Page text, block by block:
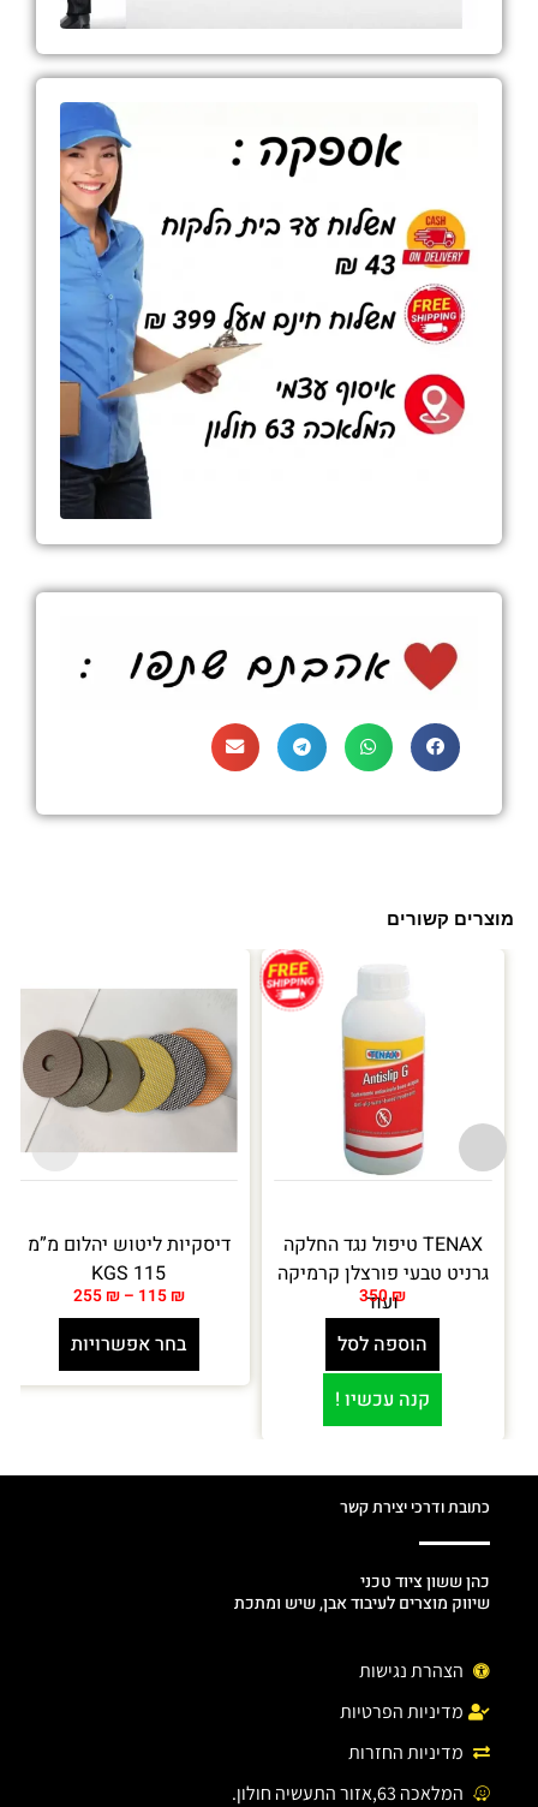
מוצרים קשורים
דיסקיות ליטוש יהלום מ”מ
115 KGS
115 ₪
–
255 ₪
בחר אפשרויות
TENAX טיפול נגד החלקה
גרניט טבעי פורצלן קרמיקה
ועוד
350₪
הוספה לסל
קנה עכשיו !
כתובת ודרכי יצירת קשר
כהן ששון ציוד טכני
שיווק מוצרים לעיבוד אבן, שיש ומתכת
הצהרת נגישות
מדיניות הפרטיות
מדיניות החזרות
המלאכה 63,אזור התעשיה חולון.